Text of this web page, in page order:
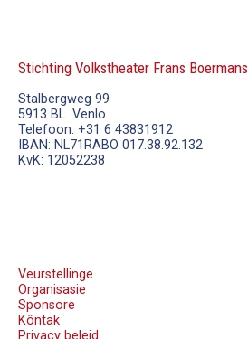
Stichting Volkstheater Frans Boermans
Stalbergweg 99
5913 BL Venlo
Telefoon: +31 6 43831912
IBAN: NL71RABO 017.38.92.132
KvK: 12052238
Veurstellinge
Organisasie
Sponsore
Kôntak
Privacy beleid